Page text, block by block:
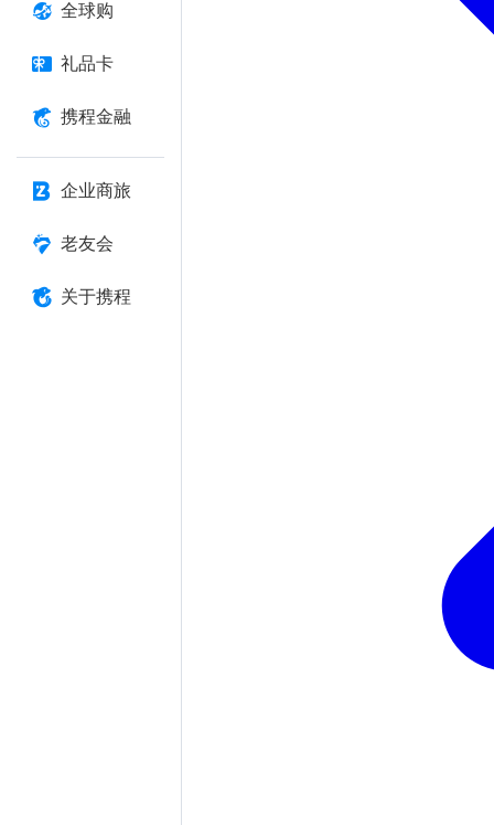
全球购
礼品卡
携程金融
企业商旅
老友会
关于携程